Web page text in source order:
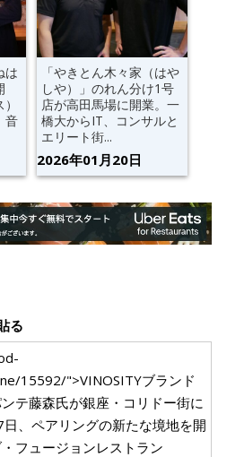
は
音
「やきとん木々家（はや
しや）」のれん分け1号
店が高田馬場に開業。一
橋大からIT、コンサルと
エリート街...
2026年01月20日
る
15592/">VINOSITYブランド
テ藤森氏が銀座・コリドー街に
、ペアリングの新たな境地を開
フュージョンレストラン